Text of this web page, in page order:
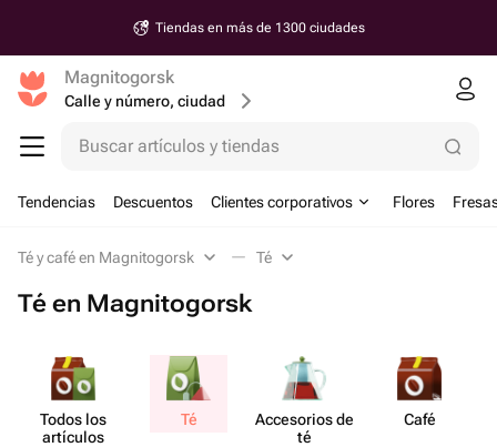
Tiendas en más de 1300 ciudades
Magnitogorsk
Calle y número, ciudad
Buscar artículos y tiendas
Tendencias Descuentos Clientes corporativos Flores
Té y café en Magnitogorsk Té
Té en Magnitogorsk
Todos los
artículos
Té
Acce​sorios de
té
Café